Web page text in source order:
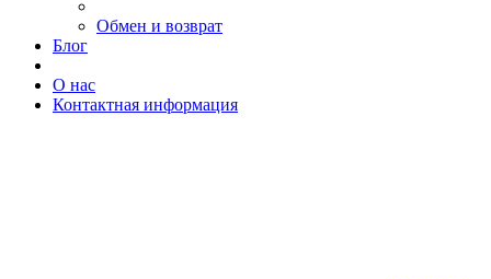
Обмен и возврат
Блог
О нас
Контактная информация